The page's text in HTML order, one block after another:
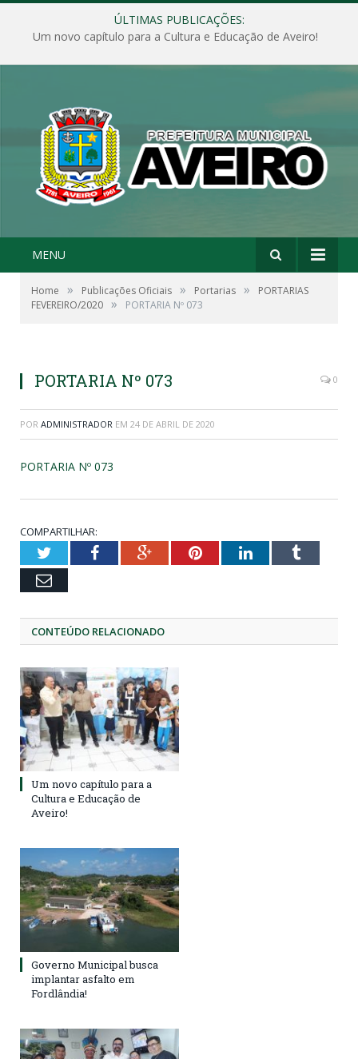
ÚLTIMAS PUBLICAÇÕES:
Um novo capítulo para a Cultura e Educação de Aveiro!
MENU
Home » Publicações Oficiais » Portarias »
PORTARIAS
FEVEREIRO/2020 » PORTARIA Nº 073
PORTARIA Nº 073 0
POR ADMINISTRADOR EM 24 DE ABRIL DE 2020
PORTARIA Nº 073
COMPARTILHAR:
TwitterFacebookGoogle+PinterestLinkedInTumblr
Email
CONTEÚDO RELACIONADO
Um novo capítulo para a
Cultura e Educação de
Aveiro!
Governo Municipal busca
implantar asfalto em
Fordlândia!